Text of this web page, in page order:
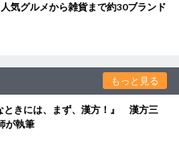
気グルメから雑貨まで約30ブランド
もっと見る
ときには、まず、漢方！』 漢方三
が執筆